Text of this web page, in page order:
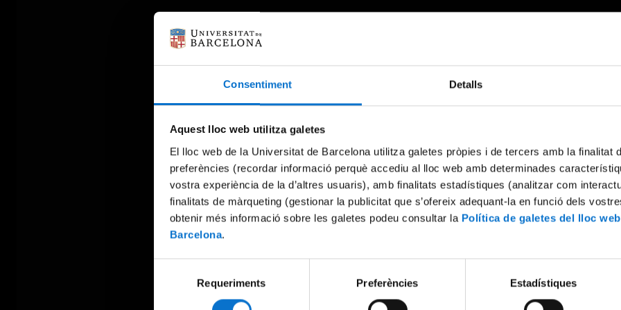
Consentiment Detalls
Aquest lloc web utilitza galetes
El lloc web de la Universitat de Barcelona utilitza galetes pròpies i de tercers amb la finalitat
preferències (recordar informació perquè accediu al lloc web amb determinades
vostra experiència de la d’altres usuaris), amb finalitats estadístiques (analitzar com
finalitats de màrqueting (gestionar la publicitat que s’ofereix adequant-la en funció dels
obtenir més informació sobre les galetes podeu consultar la Política de galetes del lloc
Barcelona.
consentiment
Requeriments Preferències Estadístiques
Try again